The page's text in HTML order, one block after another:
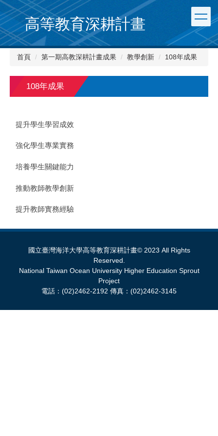
跳
到
主
要
內
高等教育深耕計畫
首頁 第一期高教深耕計畫成果 教學創新 108年成果
108年成果
提升學生學習成效
強化學生專業實務
培養學生關鍵能力
推動教師教學創新
提升教師實務經驗
國立臺灣海洋大學高等教育深耕計畫© 2023 All Rights
Reserved.
National Taiwan Ocean University Higher Education Sprout
Project
電話：(02)2462-2192 傳真：(02)2462-3145